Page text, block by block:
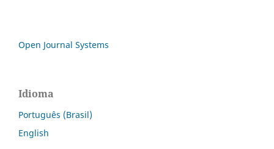
Open Journal Systems
Idioma
Português (Brasil)
English